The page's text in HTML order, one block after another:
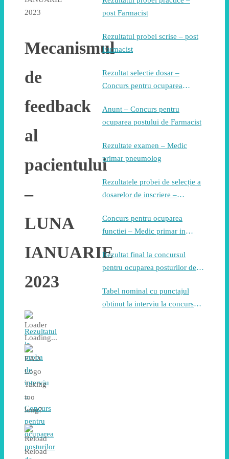
2023
Mecanismul
de
feedback
al
pacientului
–
LUNA
IANUARIE
2023
Loading...
Taking
too
long?
Reload
Rezultatul
la
proba
de
interviu
–
Concurs
pentru
ocuparea
posturilor
post Farmacist
Rezultatul probei scrise – post
Farmacist
Rezultat selectie dosar –
Concurs pentru ocuparea
Anunt – Concurs pentru
ocuparea postului de Farmacist
Rezultate examen – Medic
primar pneumolog
Rezultatele probei de selecție a
dosarelor de inscriere –
postului de medic pneumolog
Concurs pentru ocuparea
functiei – Medic primar in
Rezultat final la concursul
pentru ocuparea posturilor de
Tabel nominal cu punctajul
obtinut la interviu la concursul